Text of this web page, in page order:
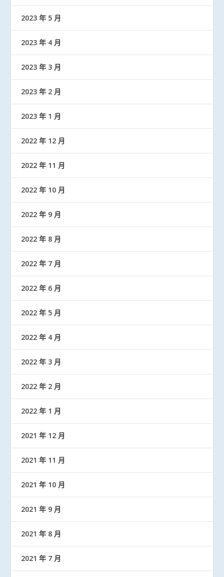
2023 年 5 月
2023 年 4 月
2023 年 3 月
2023 年 2 月
2023 年 1 月
2022 年 12 月
2022 年 11 月
2022 年 10 月
2022 年 9 月
2022 年 8 月
2022 年 7 月
2022 年 6 月
2022 年 5 月
2022 年 4 月
2022 年 3 月
2022 年 2 月
2022 年 1 月
2021 年 12 月
2021 年 11 月
2021 年 10 月
2021 年 9 月
2021 年 8 月
2021 年 7 月